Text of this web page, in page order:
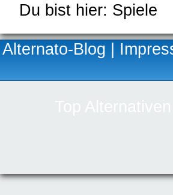
Du bist hier: Spiele
Alternato-Blog |